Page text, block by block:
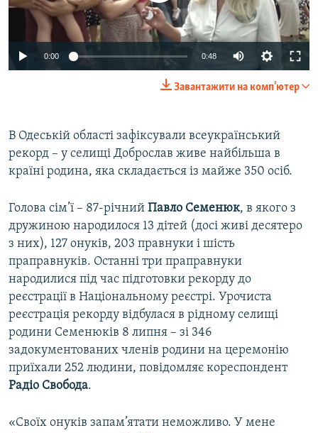
ВІДЕОУРОКИ «ELIFBE»
СВІДЧЕННЯ ОКУПАЦІЇ
УКРАЇНСЬКА ПРОБЛЕМА КРИМУ
Русский
Qırımtatar
Усі сайти RFE/RL
0:00 0:48
Завантажити на комп'ютер
В Одеській області зафіксували всеукраїнський
рекорд – у селищі Доброслав живе найбільша в
країні родина, яка складається із майже 350 осіб.
Голова сім’ї – 87-річний Павло Семенюк, в якого з
дружиною народилося 13 дітей (досі живі десятеро
з них), 127 онуків, 203 правнуки і шість
праправнуків. Останні три праправнуки
народилися під час підготовки рекорду до
реєстрації в Національному реєстрі. Урочиста
реєстрація рекорду відбулася в рідному селищі
родини Семенюків 8 липня – зі 346
задокументованих членів родини на церемонію
приїхали 252 людини, повідомляє кореспондент
Радіо Свобода.
«Своїх онуків запам’ятати неможливо. У мене